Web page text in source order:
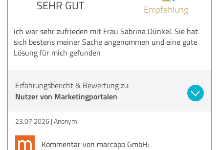
SEHR GUT Empfehlung
ich war sehr zufrieden mit Frau Sabrina Dünkel. Sie hat
sich bestens meiner Sache angenommen und eine gute
Lösung für mich gefunden
Erfahrungsbericht & Bewertung zu:
Nutzer von Marketingportalen
23.07.2026 Anonym
Kommentar von marcapo GmbH: